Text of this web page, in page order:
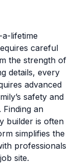
lifetime
careful
the strength of
details, every
advanced
safety and
an
builder is often
simplifies the
professionals
site.